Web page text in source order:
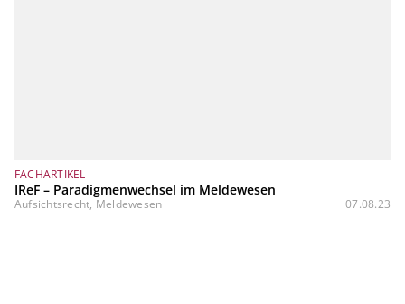
FACHARTIKEL
IReF – Paradigmenwechsel im Meldewesen
Aufsichtsrecht, Meldewesen 07.08.23